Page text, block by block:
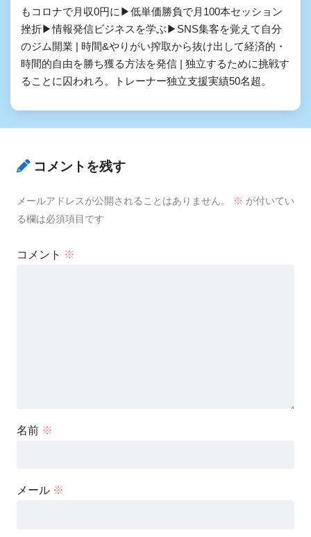
もコロナで月収0円に▶低単価勝負で月100本セッション
挫折▶情報発信ビジネスを学ぶ▶SNS集客を覚えて自分
のジム開業 | 時間&やりがい搾取から抜け出して経済的・
時間的自由を勝ち獲る方法を発信 | 独立するために挑戦す
ることに囚われろ。トレーナー独立支援実績50名超。
コメントを残す
メールアドレスが公開されることはありません。 ※ が付いてい
る欄は必須項目です
コメント ※
名前 ※
メール ※